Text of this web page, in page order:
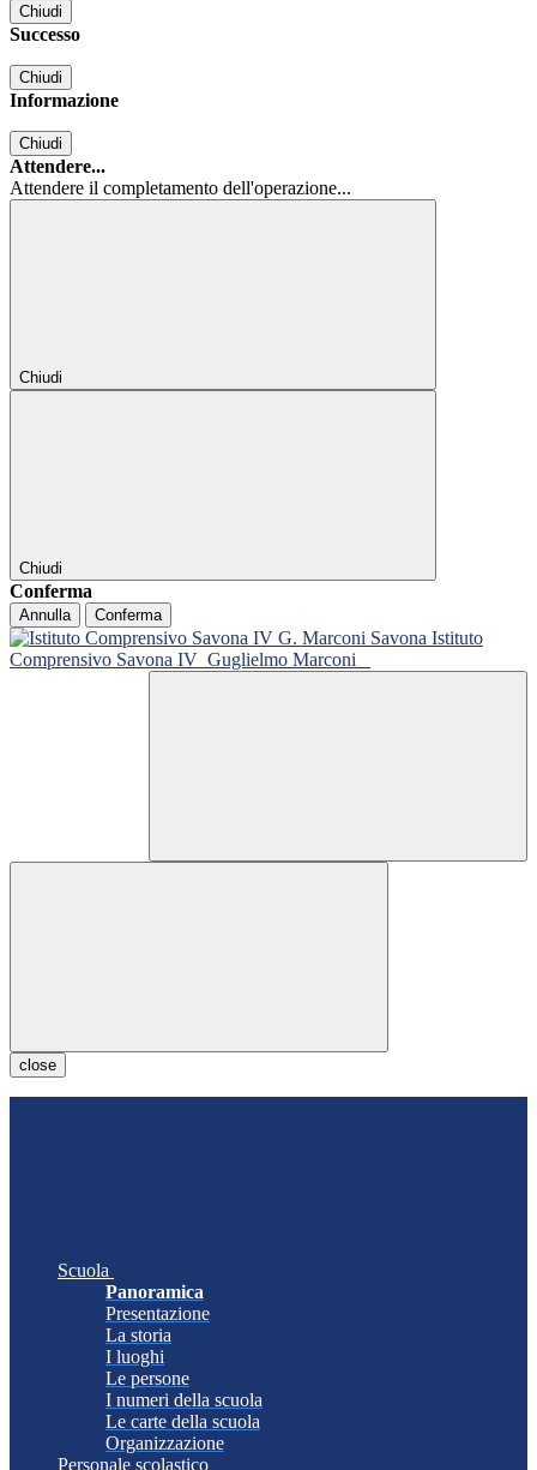
Chiudi
Successo
Chiudi
Informazione
Chiudi
Attendere...
Attendere il completamento dell'operazione...
Chiudi
Chiudi
Conferma
Annulla Conferma
Istituto
Comprensivo Savona IV Guglielmo Marconi
close
Scuola
Panoramica
Presentazione
La storia
I luoghi
Le persone
I numeri della scuola
Le carte della scuola
Organizzazione
Personale scolastico